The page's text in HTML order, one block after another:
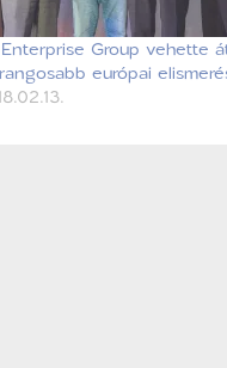
Group vehette
európai